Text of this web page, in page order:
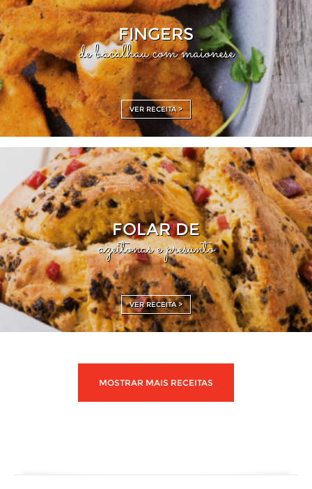
FINGERS
de bacalhau com maionese
VER RECEITA >
FOLAR DE
azeitonas e presunto
VER RECEITA >
MOSTRAR MAIS RECEITAS